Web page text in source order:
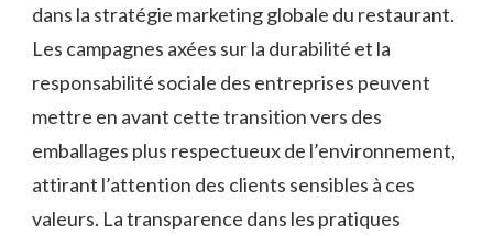
dans la stratégie marketing globale du restaurant.
Les campagnes axées sur la durabilité et la
responsabilité sociale des entreprises peuvent
mettre en avant cette transition vers des
emballages plus respectueux de l’environnement,
attirant l’attention des clients sensibles à ces
valeurs. La transparence dans les pratiques